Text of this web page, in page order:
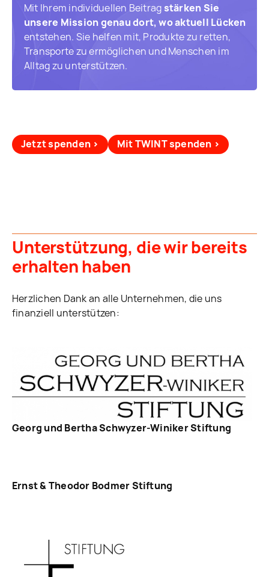
Mit Ihrem individuellen Beitragstärken Sie
unsere Mission genau dort, wo aktuell Lücken
entstehen. Sie helfen mit, Produkte zu retten,
Transporte zu ermöglichen und Menschen im
Alltag zu unterstützen.
Jetzt spenden › Mit TWINT spenden ›
Unterstützung, die wir bereits
erhalten haben
Herzlichen Dank an alle Unternehmen, die uns
finanziell unterstützen:
Georg und Bertha Schwyzer-Winiker Stiftung
Ernst & Theodor Bodmer Stiftung